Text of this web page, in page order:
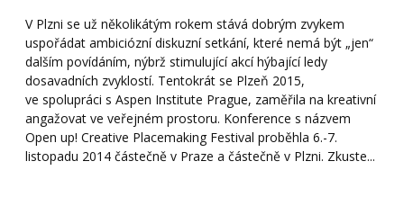
V Plzni se už několikátým rokem stává dobrým zvykem
uspořádat ambiciózní diskuzní setkání, které nemá být „jen“
dalším povídáním, nýbrž stimulující akcí hýbající ledy
dosavadních zvyklostí. Tentokrát se Plzeň 2015,
ve spolupráci s Aspen Institute Prague, zaměřila na kreativní
angažovat ve veřejném prostoru. Konference s názvem
Open up! Creative Placemaking Festival proběhla 6.-7.
listopadu 2014 částečně v Praze a částečně v Plzni. Zkuste...